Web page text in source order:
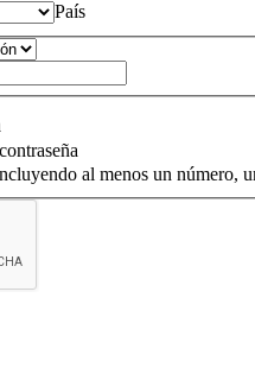
País
al menos un número,